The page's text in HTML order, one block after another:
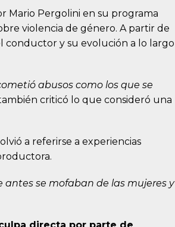
Mario Pergolini en su programa
violencia de género. A partir de
conductor y su evolución a lo largo
abusos como los que se
criticó lo que consideró una
a referirse a experiencias
antes se mofaban de las mujeres y